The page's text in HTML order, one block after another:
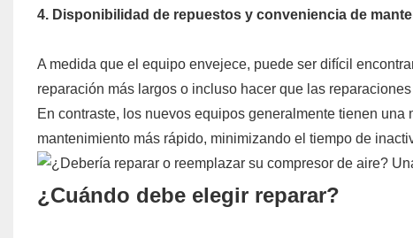
4. Disponibilidad de repuestos y conveniencia de
A medida que el equipo envejece, puede ser difícil
reparación más largos o incluso hacer que las
En contraste, los nuevos equipos generalmente tienen
mantenimiento más rápido, minimizando el tiempo de
¿Cuándo debe elegir reparar?